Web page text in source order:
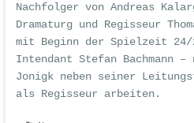
Nachfolger von Andreas
Dramaturg und Regisseur
mit Beginn der Spielzeit 24/
Intendant Stefan Bachmann
Jonigk neben seiner
als Regisseur arbeiten.